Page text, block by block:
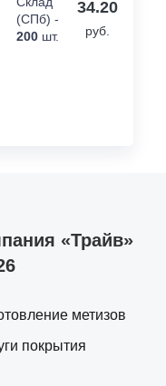
(СПб) -
200 шт.
34.20
руб.
«Трайв»
метизов
покрытия